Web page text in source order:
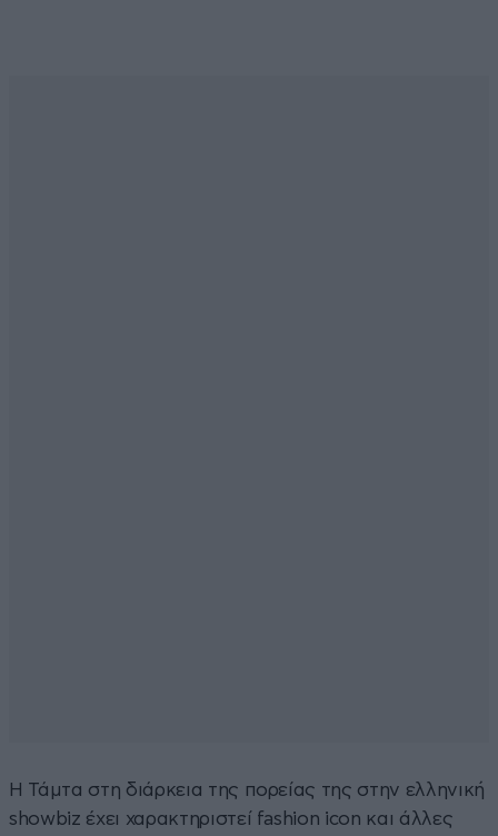
Η Τάμτα στη διάρκεια της πορείας της στην ελληνική
showbiz έχει χαρακτηριστεί fashion icon και άλλες